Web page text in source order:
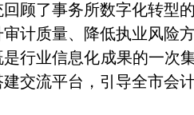
顾了事务所数字化转型
计质量、降低执业风险
行业信息化成果的一次
交流平台，引导全市会